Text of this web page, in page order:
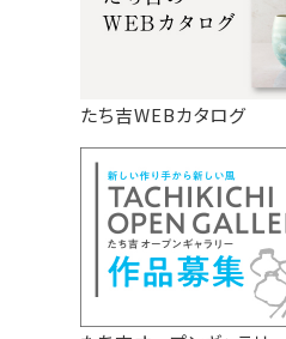
たち吉WEBカタログ